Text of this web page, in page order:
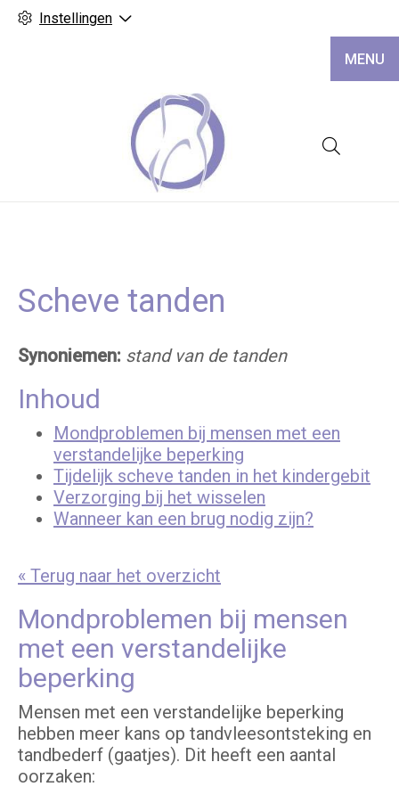
Instellingen
MENU
Scheve tanden
Synoniemen: stand van de tanden
Inhoud
Mondproblemen bij mensen met een
verstandelijke beperking
Tijdelijk scheve tanden in het kindergebit
Verzorging bij het wisselen
Wanneer kan een brug nodig zijn?
« Terug naar het overzicht
Mondproblemen bij mensen
met een verstandelijke
beperking
Mensen met een verstandelijke beperking
hebben meer kans op tandvleesontsteking en
tandbederf (gaatjes). Dit heeft een aantal
oorzaken: